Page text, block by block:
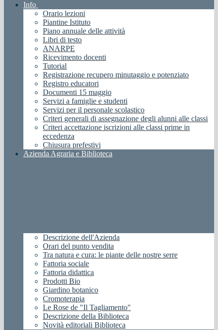
Info
Orario lezioni
Piantine Istituto
Piano annuale delle attività
Libri di testo
ANARPE
Ricevimento docenti
Tutorial
Registrazione recupero minutaggio e potenziato
Registro educatori
Documenti 15 maggio
Servizi a famiglie e studenti
Servizi per il personale scolastico
Criteri generali di assegnazione degli alunni alle classi
Criteri accettazione iscrizioni alle classi prime in
eccedenza
Chiusura prefestivi
Azienda Agraria e Biblioteca
Descrizione dell'Azienda
Orari del punto vendita
Tra natura e cura: le piante delle nostre serre
Fattoria sociale
Fattoria didattica
Prodotti Bio
Giardino botanico
Cromoterapia
Le Rose de "Il Tagliamento"
Descrizione della Biblioteca
Novità editoriali Biblioteca